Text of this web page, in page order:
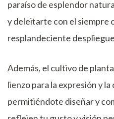
paraíso de esplendor
y deleitarte con el siempre
resplandeciente
Además, el cultivo de
lienzo para la expresión y
permitiéndote diseñar y